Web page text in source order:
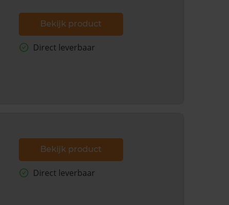
Bekijk product
Direct leverbaar
Bekijk product
Direct leverbaar